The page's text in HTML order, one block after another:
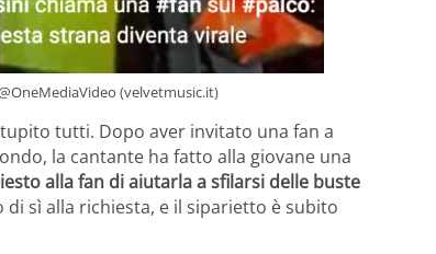
(velvetmusic.it)
tutti. Dopo aver invitato una fan a
la cantante ha fatto alla giovane una
alla fan di aiutarla a sfilarsi delle buste
di sì alla richiesta, e il siparietto è subito